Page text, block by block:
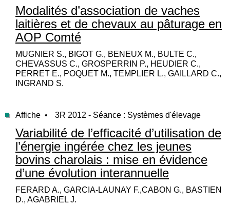
Modalités d’association de vaches
laitières et de chevaux au pâturage en
AOP Comté
MUGNIER S., BIGOT G., BENEUX M., BULTE C.,
CHEVASSUS C., GROSPERRIN P., HEUDIER C.,
PERRET E., POQUET M., TEMPLIER L., GAILLARD C.,
INGRAND S.
Affiche • 3R 2012 - Séance : Systèmes d'élevage
Variabilité de l’efficacité d’utilisation de
l’énergie ingérée chez les jeunes
bovins charolais : mise en évidence
d’une évolution interannuelle
FERARD A., GARCIA-LAUNAY F.,CABON G., BASTIEN
D., AGABRIEL J.